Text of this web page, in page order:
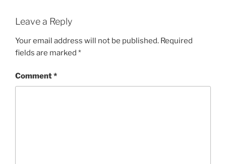
Leave a Reply
Your email address will not be published. Required
fields are marked *
Comment*